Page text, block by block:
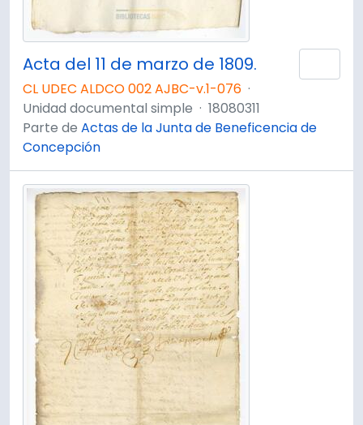
Acta del 11 de marzo de 1809.
CL UDEC ALDCO 002 AJBC-v.1-076 ·
Unidad documental simple · 18080311
Parte de Actas de la Junta de Beneficencia de
Concepción